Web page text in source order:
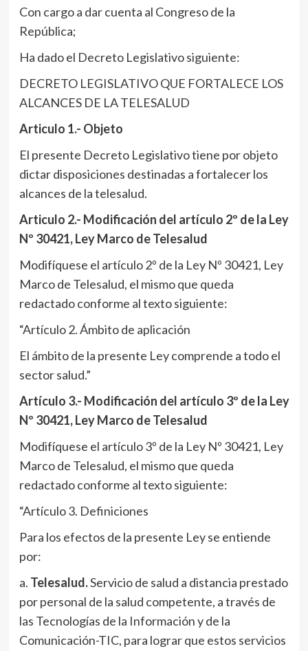
Con cargo a dar cuenta al Congreso de la
República;
Ha dado el Decreto Legislativo siguiente:
DECRETO LEGISLATIVO QUE FORTALECE LOS
ALCANCES DE LA TELESALUD
Articulo 1.- Objeto
El presente Decreto Legislativo tiene por objeto
dictar disposiciones destinadas a fortalecer los
alcances de la telesalud.
Articulo 2.- Modificación del artículo 2º de la Ley
Nº 30421, Ley Marco de Telesalud
Modifíquese el artículo 2º de la Ley Nº 30421, Ley
Marco de Telesalud, el mismo que queda
redactado conforme al texto siguiente:
“Artículo 2. Ámbito de aplicación
El ámbito de la presente Ley comprende a todo el
sector salud.”
Artículo 3.- Modificación del artículo 3º de la Ley
Nº 30421, Ley Marco de Telesalud
Modifíquese el artículo 3º de la Ley Nº 30421, Ley
Marco de Telesalud, el mismo que queda
redactado conforme al texto siguiente:
“Artículo 3. Definiciones
Para los efectos de la presente Ley se entiende
por:
a. Telesalud.Servicio de salud a distancia prestado
por personal de la salud competente, a través de
las Tecnologías de la Información y de la
Comunicación-TIC, para lograr que estos servicios